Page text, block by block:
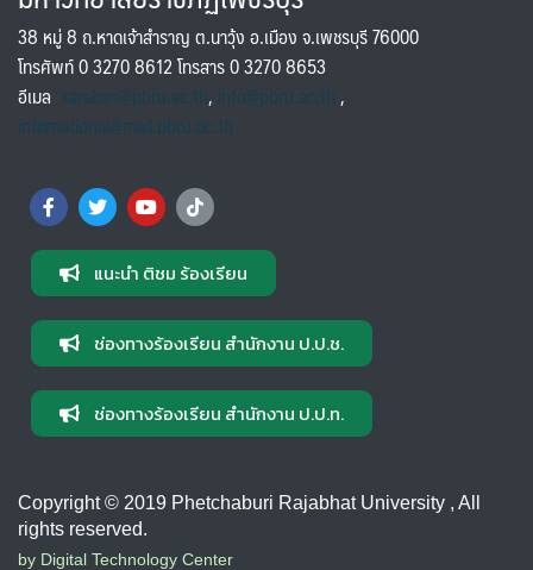
38 หมู่ 8 ถ.หาดเจ้าสำราญ ต.นาวุ้ง อ.เมือง จ.เพชรบุรี 76000
โทรศัพท์ 0 3270 8612 โทรสาร 0 3270 8653
อีเมล saraban@pbru.ac.th, info@pbru.ac.th,
international@mail.pbru.ac.th
แนะนำ ติชม ร้องเรียน
ช่องทางร้องเรียน สำนักงาน ป.ป.ช.
ช่องทางร้องเรียน สำนักงาน ป.ป.ท.
Copyright © 2019 Phetchaburi Rajabhat University , All
rights reserved.
by Digital Technology Center